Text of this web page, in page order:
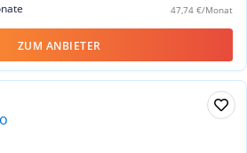
47,74 €/Monat
ZUM ANBIETER